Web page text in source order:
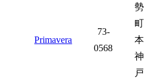
Primavera
73-
0568
勢
町
本
神
戸